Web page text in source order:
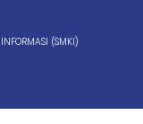
(SMKI)